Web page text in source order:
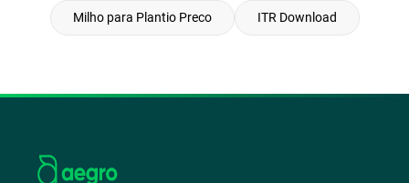
Milho para Plantio Preco ITR Download